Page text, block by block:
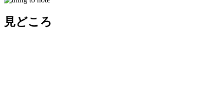
見どころ